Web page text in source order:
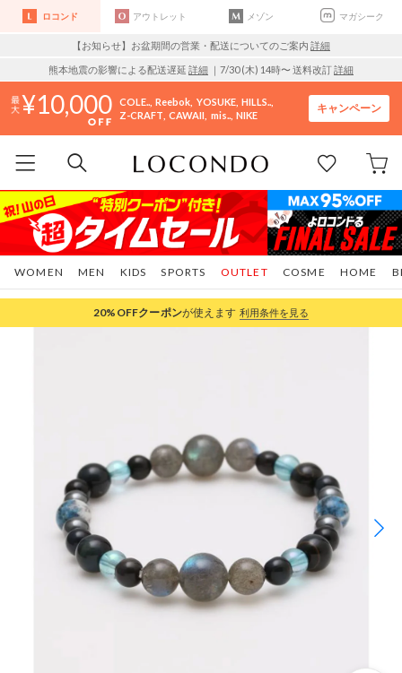
ロコンド アウトレット メゾン マガシーク
【お知らせ】お盆期間の営業・配送についてのご案内 詳細
熊本地震の影響による配送遅延 詳細 ｜7/30 (木) 14時〜 送料改訂詳細
10,000 COLE.. Reebok YOSUKE HILLS..
Z-CRAFT CAWAII mis.. NIKE
キャンペーン
WOMEN MEN KIDS SPORTS COSME HOME
OUTLET
20%OFFクーポンが使えます 利用条件を見る